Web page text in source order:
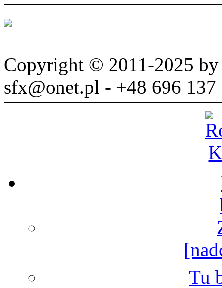
Copyright © 2011-2025
sfx@onet.pl - +48 696 137
Tu